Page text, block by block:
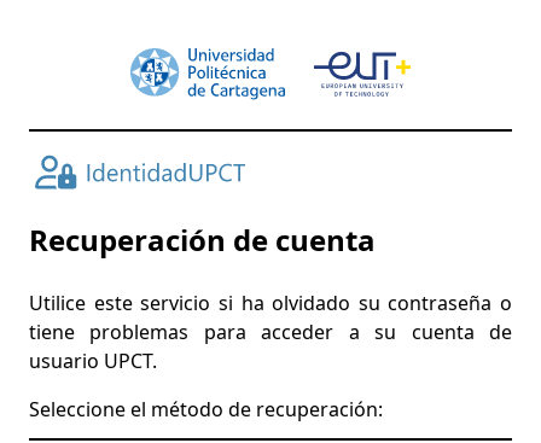
Recuperación de cuenta
Utilice este servicio si ha olvidado su contraseña o
tiene problemas para acceder a su cuenta de
usuario UPCT.
Seleccione el método de recuperación: